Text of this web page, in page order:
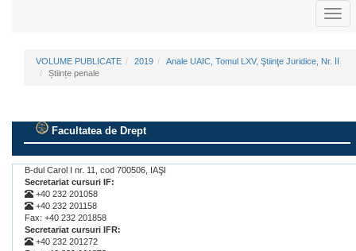
VOLUME PUBLICATE 2019
Anale UAIC, Tomul LXV, Ştiinţe Juridice, Nr. II
Științe penale
Facultatea de Drept
B-dul Carol I nr. 11, cod 700506, IAŞI
Secretariat cursuri IF:
+40 232 201058
+40 232 201158
Fax: +40 232 201858
Secretariat cursuri IFR:
+40 232 201272